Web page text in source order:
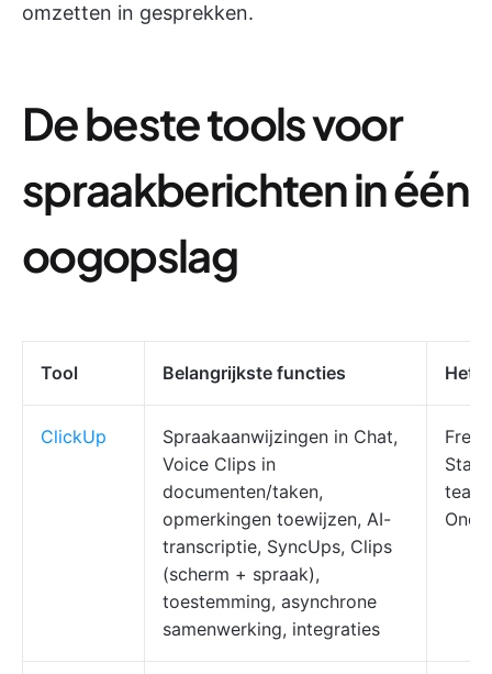
omzetten in gesprekken.
De beste tools voor
spraakberichten in één
oogopslag
Tool Belangrijkste functies Het
ClickUp
Spraakaanwijzingen in Chat,
Voice Clips in
documenten/taken,
opmerkingen toewijzen, AI-
transcriptie, SyncUps, Clips
(scherm + spraak),
toestemming, asynchrone
samenwerking, integraties